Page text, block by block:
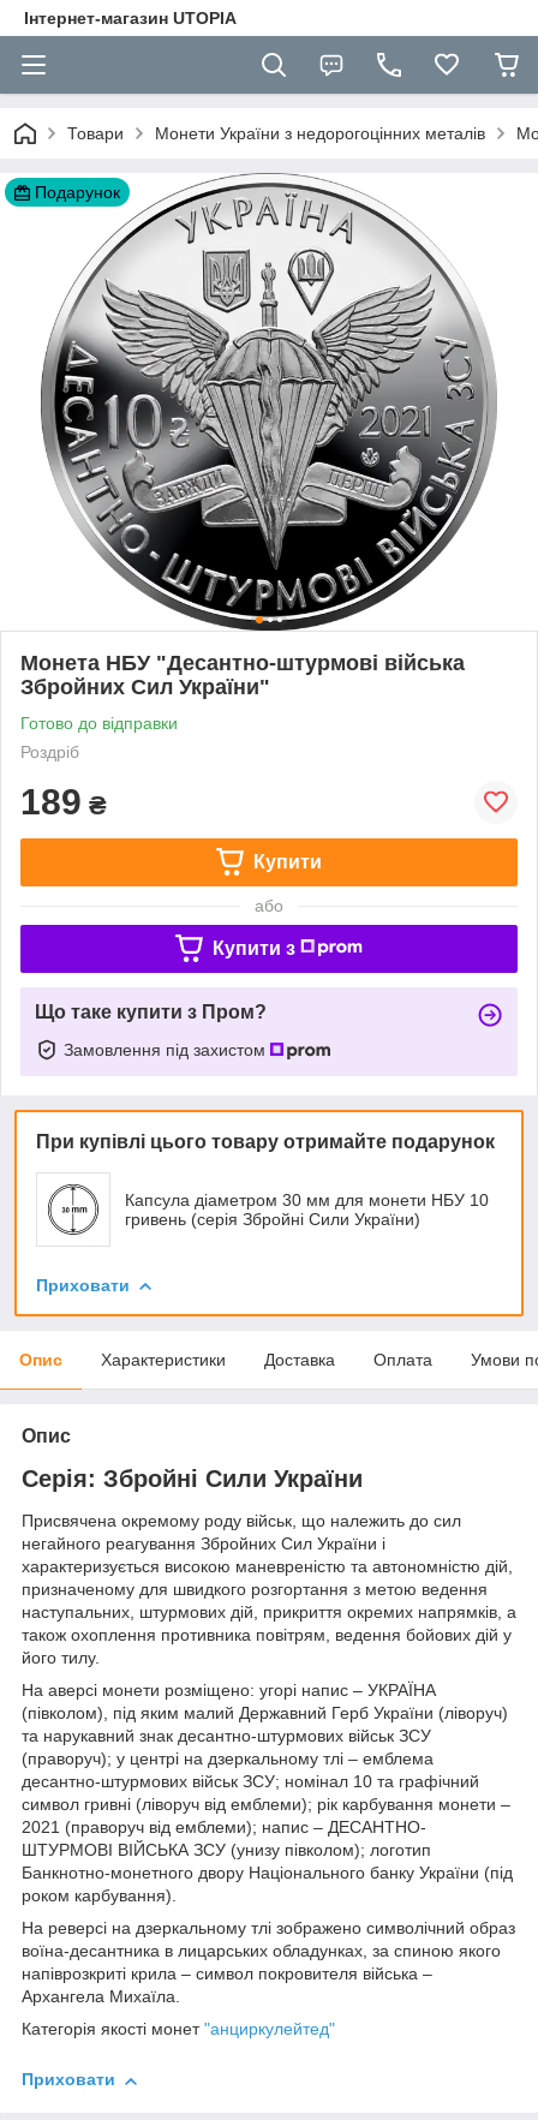
Інтернет-магазин UTOPIA
Товари Монети України з недорогоцінних металів
Подарунок
Монета НБУ "Десантно-штурмові війська
Збройних Сил України"
Готово до відправки
Роздріб
189 ₴
Купити
або
Купити з
Що таке купити з Пром?
Замовлення під захистом
При купівлі цього товару отримайте подарунок
Капсула діаметром 30 мм для монети НБУ 10
гривень (серія Збройні Сили України)
Приховати
Опис Характеристики Доставка Оплата Умови
Опис
Серія: Збройні Сили України
Присвячена окремому роду військ, що належить до сил
негайного реагування Збройних Сил України і
характеризується високою маневреністю та автономністю дій,
призначеному для швидкого розгортання з метою ведення
наступальних, штурмових дій, прикриття окремих напрямків, а
також охоплення противника повітрям, ведення бойових дій у
його тилу.
На аверсі монети розміщено: угорі напис – УКРАЇНА
(півколом), під яким малий Державний Герб України (ліворуч)
та нарукавний знак десантно-штурмових військ ЗСУ
(праворуч); у центрі на дзеркальному тлі – емблема
десантно-штурмових військ ЗСУ; номінал 10 та графічний
символ гривні (ліворуч від емблеми); рік карбування монети –
2021 (праворуч від емблеми); напис – ДЕСАНТНО-
ШТУРМОВІ ВІЙСЬКА ЗСУ (унизу півколом); логотип
Банкнотно-монетного двору Національного банку України (під
роком карбування).
На реверсі на дзеркальному тлі зображено символічний образ
воїна-десантника в лицарських обладунках, за спиною якого
напіврозкриті крила – символ покровителя війська –
Архангела Михаїла.
Категорія якості монет"анциркулейтед"
Приховати